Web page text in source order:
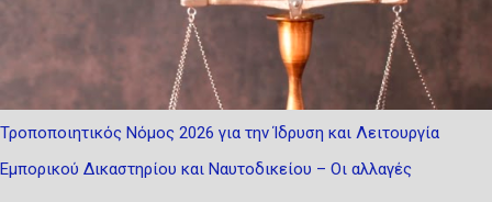
Τροποποιητικός Νόμος 2026 για την Ίδρυση και Λειτουργία
Εμπορικού Δικαστηρίου και Ναυτοδικείου – Οι αλλαγές